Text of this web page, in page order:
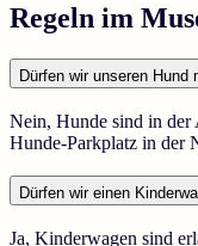
Regeln im
Dürfen wir unseren
Nein, Hunde sind in der
Hunde-Parkplatz in der
Dürfen wir einen
Ja, Kinderwagen sind